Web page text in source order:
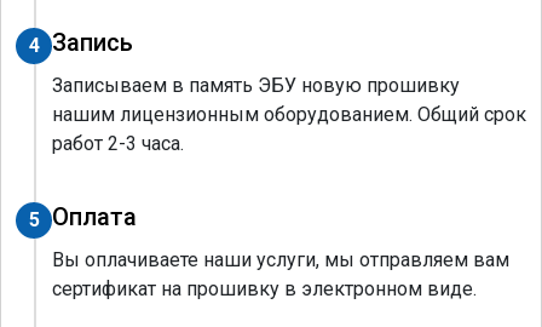
4 Запись
Записываем в память ЭБУ новую прошивку
нашим лицензионным оборудованием. Общий срок
работ 2-3 часа.
5 Оплата
Вы оплачиваете наши услуги, мы отправляем вам
сертификат на прошивку в электронном виде.